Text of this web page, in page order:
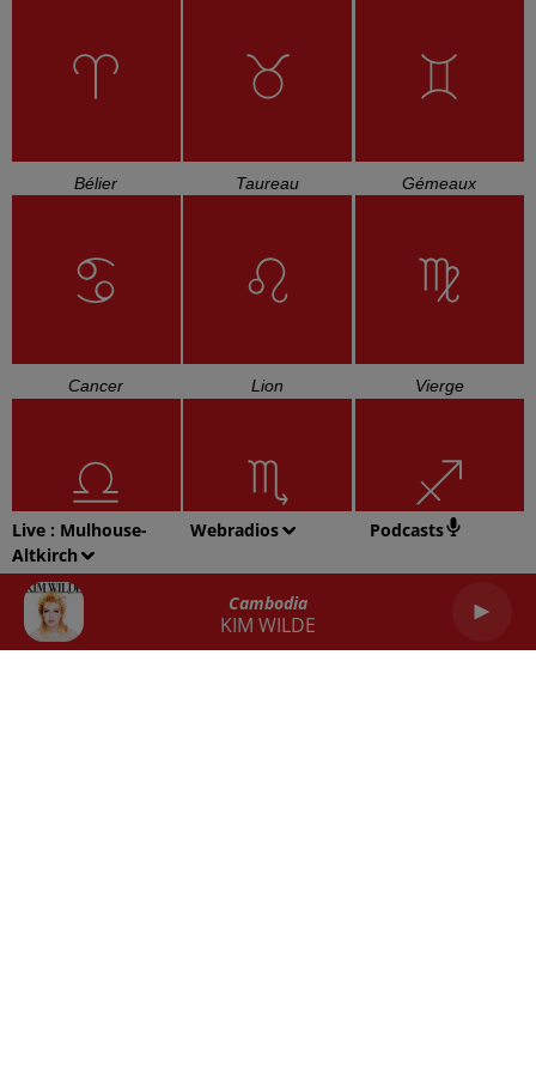
Live : Mulhouse-
Altkirch
Webradios Podcasts
Cambodia
KIM WILDE
Bélier Taureau Gémeaux
Cancer Lion Vierge
Balance